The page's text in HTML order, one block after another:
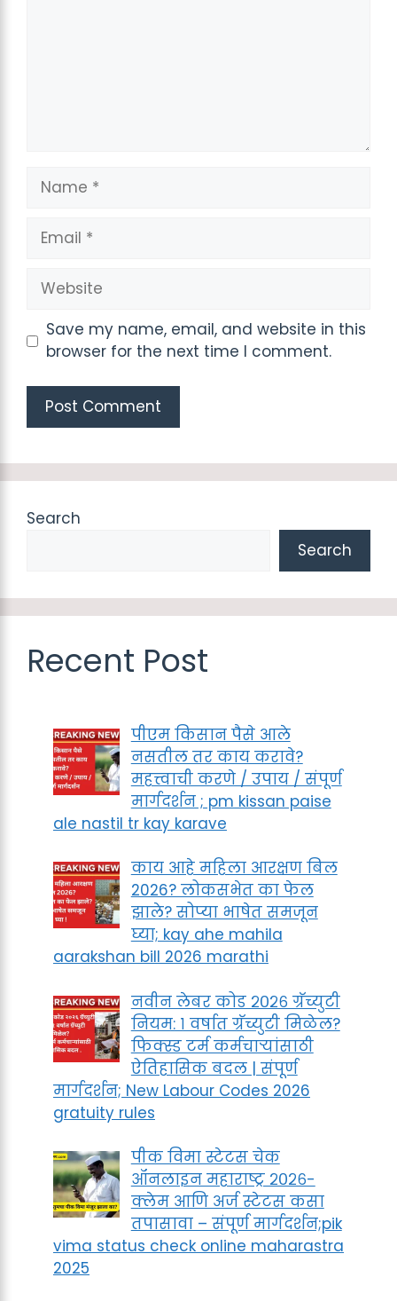
Name
Email
Website
Save my name, email, and website in this
browser for the next time I comment.
Search
Search
Recent Post
पीएम किसान पैसे आले
नसतील तर काय करावे?
महत्त्वाची करणे / उपाय / संपूर्ण
मार्गदर्शन ; pm kissan paise
ale nastil tr kay karave
काय आहे महिला आरक्षण बिल
2026? लोकसभेत का फेल
झाले? सोप्या भाषेत समजून
घ्या; kay ahe mahila
aarakshan bill 2026 marathi
नवीन लेबर कोड २०२६ ग्रॅच्युटी
नियम: १ वर्षात ग्रॅच्युटी मिळेल?
फिक्स्ड टर्म कर्मचाऱ्यांसाठी
ऐतिहासिक बदल | संपूर्ण
मार्गदर्शन; New Labour Codes 2026
gratuity rules
पीक विमा स्टेटस चेक
ऑनलाइन महाराष्ट्र २०२६-
क्लेम आणि अर्ज स्टेटस कसा
तपासावा – संपूर्ण मार्गदर्शन;pik
vima status check online maharastra
2025